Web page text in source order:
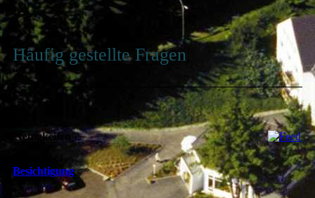
Häufig gestellte Fragen
Neuigkeiten
Besichtigung